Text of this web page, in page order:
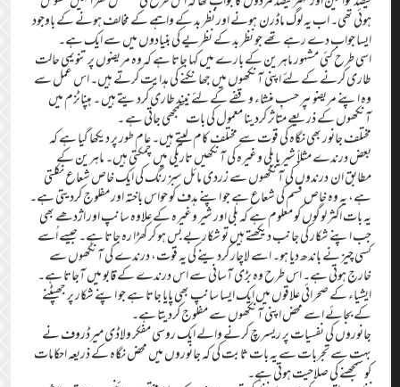
ہوئی تھی۔ اب یہ لوگ ماڈرن ہونے اور نظر بد کے واہمے کے مخالف ہونے کے باوجود
ایسا جواب دے رہے تھے جو نظر بد کے نظریے کی بنیادوں میں سے ایک ہے۔
اسی طرح کئی مشہور ماہرین کے بارے میں کہا جاتا ہے کہ وہ مریضوں پر تنویمی حالت
طاری کرنے کے لئے اپنی آنکھوں میں جھانکنے کی ہدایت کرتے ہیں۔ اس عمل سے
وہ اپنے مریضوںپر حسبِ منشاء وقفے کے لئے نیند طاری کردیتے ہیں ۔ ہپناٹزم میں
آنکھوں کے ذریعے متاثر کردینا معمول کی بات سمجھی جاتی ہے ۔
مختلف جانور بھی نگاہ کی قوت سے مختلف کام لیتے ہیں۔ عام طور پر دیکھا گیا ہے کہ
بعض درندے مثلاً شیر یا بلی وغیرہ کی آنکھیں تاریکی میں چمکتی ہیں۔ ماہرین کے
مطابق ان درندوں کی آنکھوں سے زردی مائل سبز رنگ کی ایک خاص شعاع نکلتی
ہے، یہ وہ خاص قسم کی شعاع ہے جو اپنے ہدف کو حواس باختہ اور مفلوج کردیتی ہے۔
یہ بات اکثر لوگوں کو معلوم ہے کہ بلی اور شیر وغیرہ کے علاوہ سانپ اور اژدھے بھی
جب اپنے شکار کی جانب دیکھتے ہیں تو شکار بے بس ہو کر کھڑا رہ جاتا ہے۔ جیسے اُسے
کسی چیز نے باندھ دیا ہو۔ اسے لاچار کردینے کی یہ قوت، درندے کی آنکھوں سے
خارج ہوتی ہے۔ اس طرح وہ بڑی آسانی سے اس درندے کے قابو میں آجاتا ہے۔
ایشیاء کے صحرائی علاقوں میں ایک ایسا سانپ بھی پایا جاتا ہے جو اپنے شکار پر جھپٹنے
کے بجائے اسے محض اپنی آنکھوں سے مفلوج کردیتا ہے۔
جانوروں کی نفسیات پر ریسرچ کرنے والے ایک روسی مفکر ولاڈی میرڈروف نے
بہت سے تجربات سے یہ بات ثابت کی کہ جانوروں میں محض نگاہ کے ذریعہ احکامات
کو سمجھنے کی صلاحیت ہوتی ہے۔